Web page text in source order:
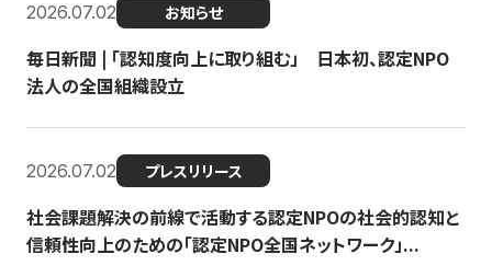
2026.07.02 お知らせ
毎日新聞 | 「認知度向上に取り組む」 日本初、認定NPO
法人の全国組織設立
2026.07.02 プレスリリース
社会課題解決の前線で活動する認定NPOの社会的認知と
信頼性向上のための「認定NPO全国ネットワーク」...